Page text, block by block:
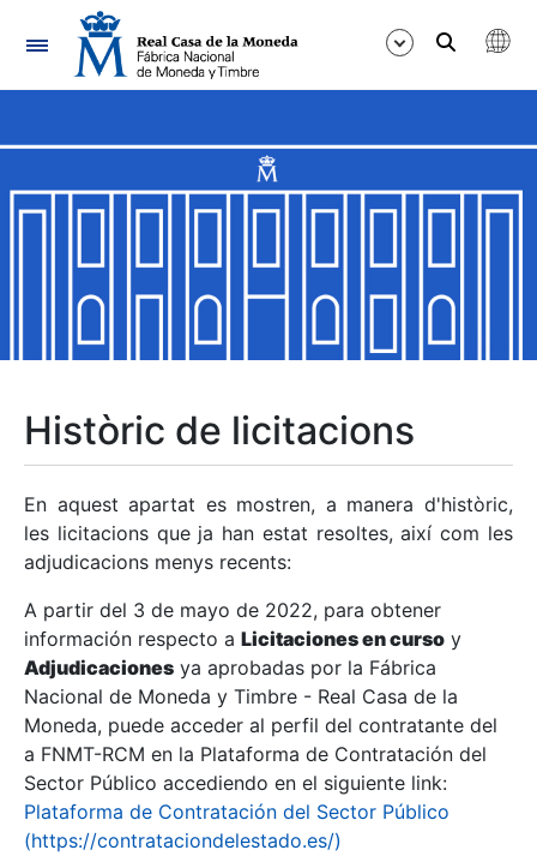
Navegació
Mostra/Amaga
Mostra/Amaga
Mostra/Amaga
Mostra/Amaga
Mostra/Amaga
Històric de licitacions
En aquest apartat es mostren, a manera d'històric,
les licitacions que ja han estat resoltes, així com les
adjudicacions menys recents:
A partir del 3 de mayo de 2022, para obtener
información respecto a Licitaciones en curso y
Adjudicaciones ya aprobadas por la Fábrica
Nacional de Moneda y Timbre - Real Casa de la
Moneda, puede acceder al perfil del contratante del
a FNMT-RCM en la Plataforma de Contratación del
Sector Público accediendo en el siguiente link:
Plataforma de Contratación del Sector Público
(https://contrataciondelestado.es/)